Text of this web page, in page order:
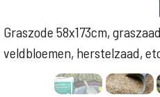
Graszode 58x173cm,
veldbloemen, herstelzaad,